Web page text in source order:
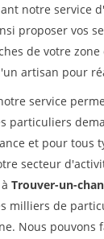
notre service
proposer vos
de votre
artisan pour
service
particuliers
et pour tous
secteur
Trouver-un-
milliers de
Nous pouvons